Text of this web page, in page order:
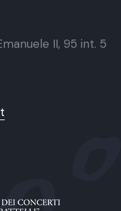
II, 95 int. 5